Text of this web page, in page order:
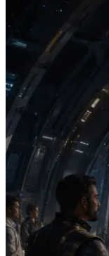
2026.07.04
ERPC lança
x402 — A era
pagam sob
precisam